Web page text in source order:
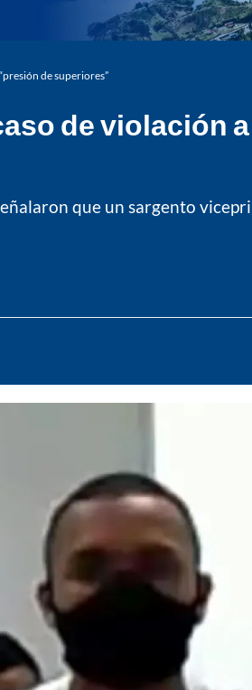
de superiores”
de violación
que un sargento